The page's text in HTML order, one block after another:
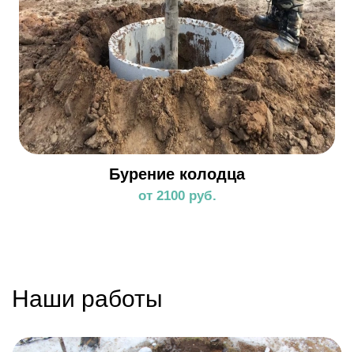
Бурение колодца
от 2100 руб.
Наши работы